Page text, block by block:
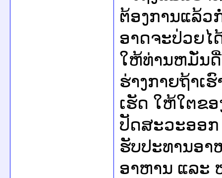
ຕ້ອງການແລ້ວ
ອາດຈະປ່ວຍໄ
ໃຫ້ທ່ານຫມັ່ນ
ຮ່າງກາຍຖ້າເ
ເຮັດ ໃຫ້ໃຕຂ
ປັດສະວະອອ
ຮັບປະທານອາ
ອາຫານ ແລະ